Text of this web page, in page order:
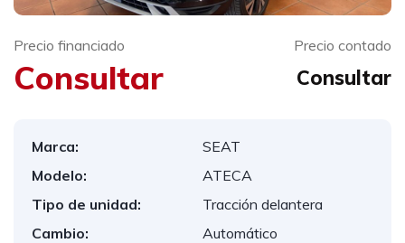
Precio financiado
Consultar
Precio contado
Consultar
Marca:
SEAT
Modelo:
ATECA
Tipo de unidad:
Tracción delantera
Cambio:
Automático